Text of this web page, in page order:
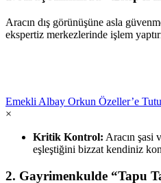
Aracın dış görünüşüne asla
ekspertiz merkezlerinde işlem
Emekli Albay Orkun Özeller’e
×
Kritik Kontrol: Aracın şasi
eşleştiğini bizzat kendiniz
2. Gayrimenkulde “Tapu